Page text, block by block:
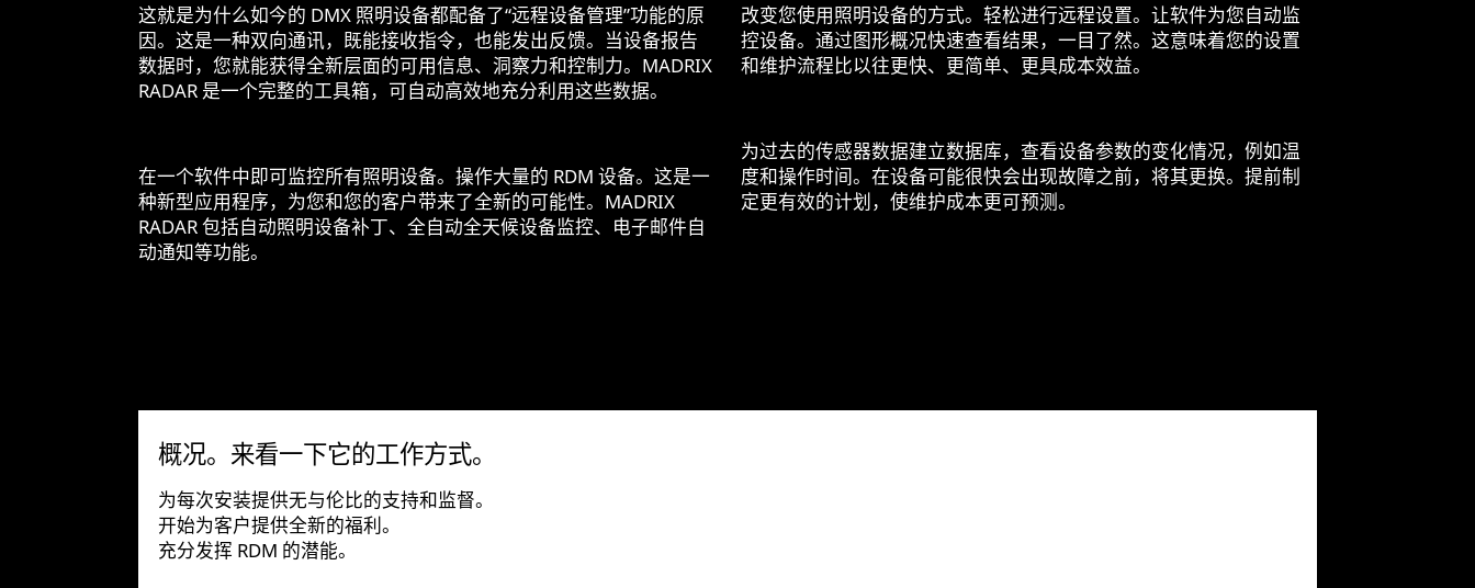
这就是为什么如今的 DMX 照明设备都配备了“远程设备管理”功能的原
因。这是一种双向通讯，既能接收指令，也能发出反馈。当设备报告
数据时，您就能获得全新层面的可用信息、洞察力和控制力。MADRIX
RADAR 是一个完整的工具箱，可自动高效地充分利用这些数据。
在一个软件中即可监控所有照明设备。操作大量的 RDM 设备。这是一
种新型应用程序，为您和您的客户带来了全新的可能性。MADRIX
RADAR 包括自动照明设备补丁、全自动全天候设备监控、电子邮件自
动通知等功能。
改变您使用照明设备的方式。轻松进行远程设置。让软件为您自动监
控设备。通过图形概况快速查看结果，一目了然。这意味着您的设置
和维护流程比以往更快、更简单、更具成本效益。
为过去的传感器数据建立数据库，查看设备参数的变化情况，例如温
度和操作时间。在设备可能很快会出现故障之前，将其更换。提前制
定更有效的计划，使维护成本更可预测。
概况。来看一下它的工作方式。
为每次安装提供无与伦比的支持和监督。
开始为客户提供全新的福利。
充分发挥 RDM 的潜能。